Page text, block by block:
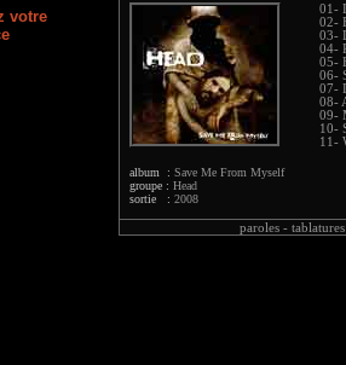
album : Save Me From Myself
groupe : Head
sortie : 2008
01-
02-
03-
04-
05-
06-
07-
08-
09-
10-
11-
paroles -